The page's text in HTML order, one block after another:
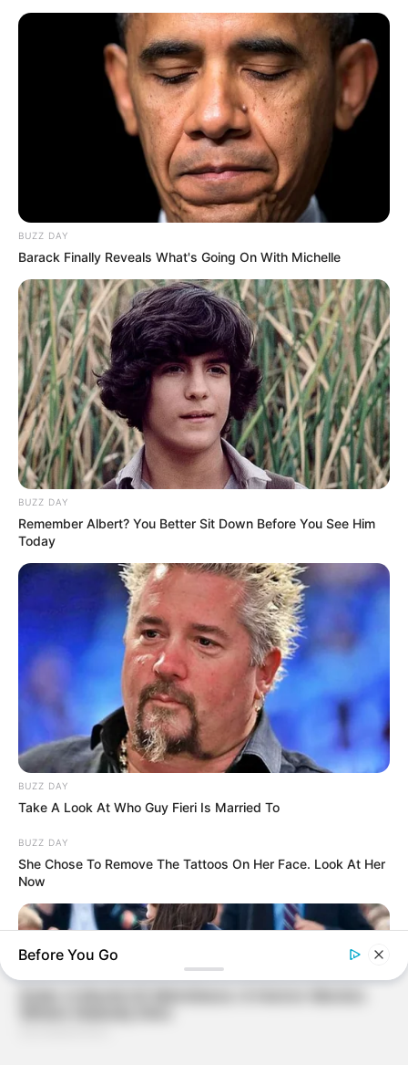
BUZZ DAY
Barack Finally Reveals What's Going On With Michelle
BUZZ DAY
Remember Albert? You Better Sit Down Before You See Him
Today
BUZZ DAY
Take A Look At Who Guy Fieri Is Married To
BUZZ DAY
She Chose To Remove The Tattoos On Her Face. Look At Her
Now
Before You Go